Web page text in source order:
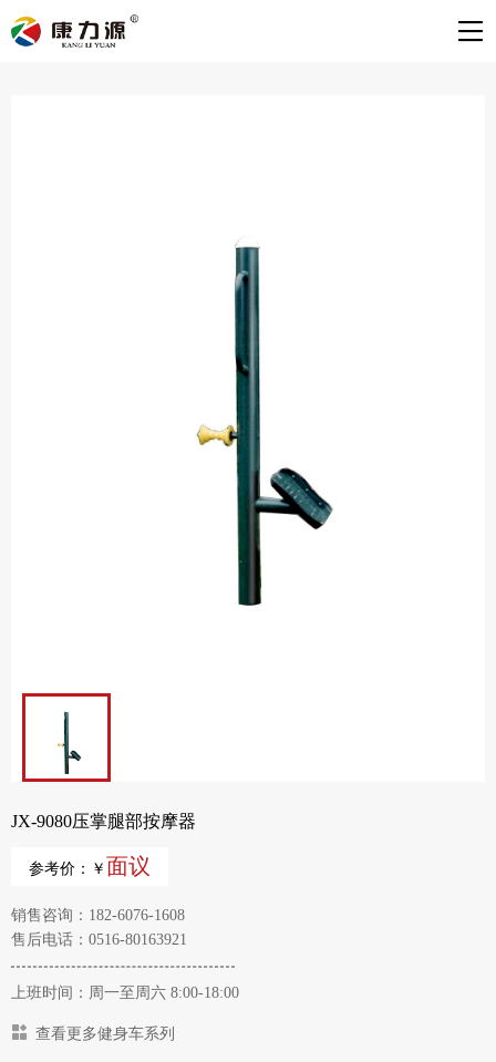
JX-9080压掌腿部按摩器
参考价：￥ 面议
销售咨询：182-6076-1608
售后电话：0516-80163921
上班时间：周一至周六 8:00-18:00
查看更多健身车系列